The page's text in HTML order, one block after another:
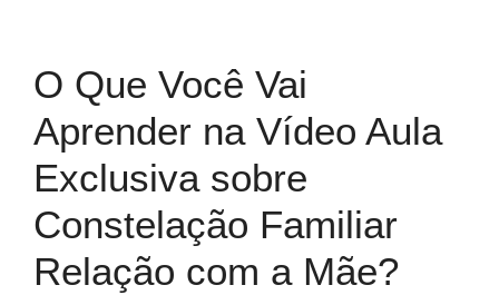
O Que Você Vai
Aprender na Vídeo Aula
Exclusiva sobre
Constelação Familiar
Relação com a Mãe?